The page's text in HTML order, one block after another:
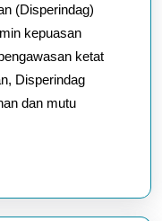
(Disperindag)
kepuasan
ketat
Disperindag
dan mutu